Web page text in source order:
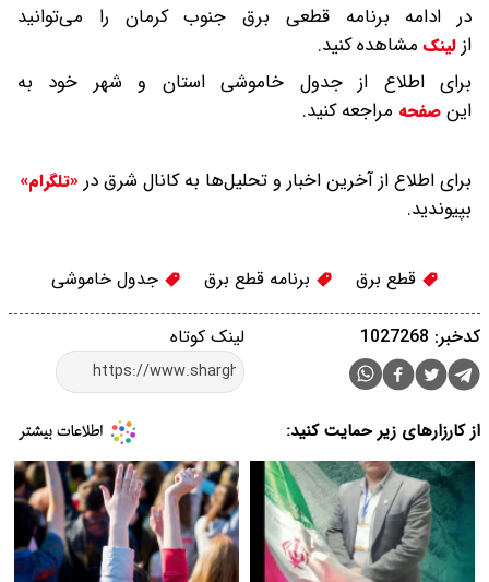
در ادامه برنامه قطعی برق جنوب کرمان را می‌توانید
از لینک مشاهده کنید.
برای اطلاع از جدول خاموشی استان و شهر خود به
این صفحه مراجعه کنید.
برای اطلاع از آخرین اخبار و تحلیل‌ها به کانال شرق در «تلگرام»
بپیوندید.
قطع برق برنامه قطع برق جدول خاموشی
لینک کوتاه کدخبر: 1027268
از کارزارهای زیر حمایت کنید: